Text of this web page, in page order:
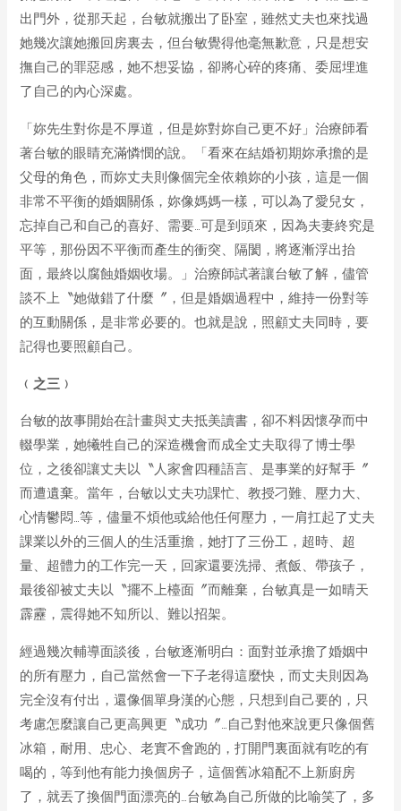
出門外，從那天起，台敏就搬出了卧室，雖然丈夫也來找過
她幾次讓她搬回房裏去，但台敏覺得他毫無歉意，只是想安
撫自己的罪惡感，她不想妥協，卻將心碎的疼痛、委屈埋進
了自己的內心深處。
「妳先生對你是不厚道，但是妳對妳自己更不好」治療師看
著台敏的眼睛充滿憐憫的說。「看來在結婚初期妳承擔的是
父母的角色，而妳丈夫則像個完全依賴妳的小孩，這是一個
非常不平衡的婚姻關係，妳像媽媽一樣，可以為了愛兒女，
忘掉自己和自己的喜好、需要…可是到頭來，因為夫妻終究是
平等，那份因不平衡而產生的衝突、隔閡，將逐漸浮出抬
面，最終以腐蝕婚姻收場。」治療師試著讓台敏了解，儘管
談不上〝她做錯了什麼〞，但是婚姻過程中，維持一份對等
的互動關係，是非常必要的。也就是說，照顧丈夫同時，要
記得也要照顧自己。
﹙之三﹚
台敏的故事開始在計畫與丈夫抵美讀書，卻不料因懷孕而中
輟學業，她犧牲自己的深造機會而成全丈夫取得了博士學
位，之後卻讓丈夫以〝人家會四種語言、是事業的好幫手〞
而遭遺棄。當年，台敏以丈夫功課忙、教授刁難、壓力大、
心情鬱悶…等，儘量不煩他或給他任何壓力，一肩扛起了丈夫
課業以外的三個人的生活重擔，她打了三份工，超時、超
量、超體力的工作完一天，回家還要洗掃、煮飯、帶孩子，
最後卻被丈夫以〝擺不上檯面〞而離棄，台敏真是一如晴天
霹靂，震得她不知所以、難以招架。
經過幾次輔導面談後，台敏逐漸明白：面對並承擔了婚姻中
的所有壓力，自己當然會一下子老得這麼快，而丈夫則因為
完全沒有付出，還像個單身漢的心態，只想到自己要的，只
考慮怎麼讓自己更高興更〝成功〞…自己對他來說更只像個舊
冰箱，耐用、忠心、老實不會跑的，打開門裏面就有吃的有
喝的，等到他有能力換個房子，這個舊冰箱配不上新廚房
了，就丟了換個門面漂亮的…台敏為自己所做的比喻笑了，多